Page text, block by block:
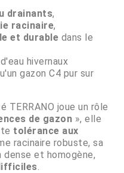
drainants,
racinaire,
et durable dans le
hivernaux
gazon C4 pur sur
TERRANO joue un rôle
de gazon », elle
tolérance aux
racinaire robuste, sa
dense et homogène,